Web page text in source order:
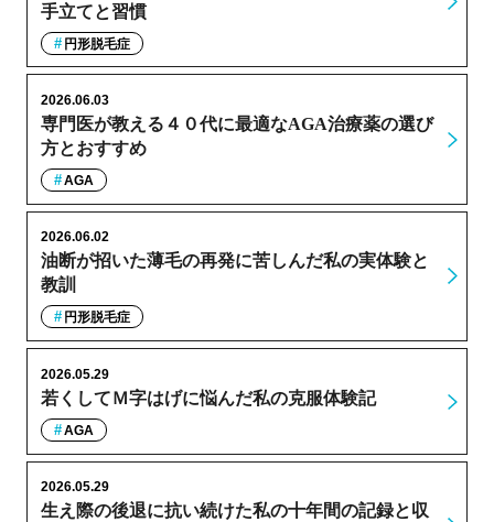
手立てと習慣
円形脱毛症
専門医が教える４０代に最適なAGA治療薬の選び
方とおすすめ
2026.06.03
AGA
油断が招いた薄毛の再発に苦しんだ私の実体験と
教訓
2026.06.02
円形脱毛症
若くしてＭ字はげに悩んだ私の克服体験記
2026.05.29
AGA
生え際の後退に抗い続けた私の十年間の記録と収
2026.05.29